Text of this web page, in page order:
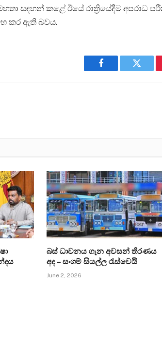
සඳහන් කළේ ඊයේ රාත්‍රියේදීම අපරාධ
කර ඇති බවය.
Facebook Twitter
බස් ධාවනය ගැන අවසන් තීරණය
අද – සංගම් සියල්ල රැස්වෙයි
June 2, 2026